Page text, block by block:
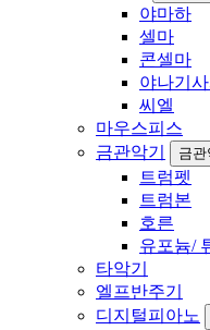
야마하
셀마
콘셀마
야나기
씨엘
마우스피스
금관악기
금
트럼펫
트럼본
호른
유포늄/
타악기
엘프반주기
디지털피아노